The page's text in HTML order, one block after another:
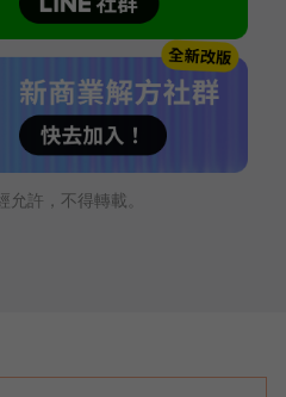
許，不得轉載。